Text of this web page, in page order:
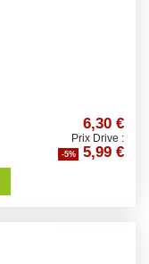
6,30 €
Prix Drive :
-5% 5,99 €